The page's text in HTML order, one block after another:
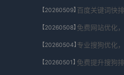
【20260509】
【20260508】
【20260504】
【20260501】